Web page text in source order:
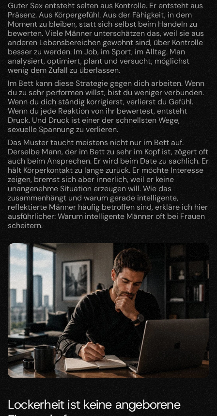
Guter Sex entsteht selten aus Kontrolle. Er entsteht aus
Präsenz. Aus Körpergefühl. Aus der Fähigkeit, in dem
Moment zu bleiben, statt sich selbst beim Handeln zu
bewerten. Viele Männer unterschätzen das, weil sie aus
anderen Lebensbereichen gewohnt sind, über Kontrolle
besser zu werden. Im Job, im Sport, im Alltag. Man
analysiert, optimiert, plant und versucht, möglichst
wenig dem Zufall zu überlassen.
Im Bett kann diese Strategie gegen dich arbeiten. Wenn
du zu sehr performen willst, bist du weniger verbunden.
Wenn du dich ständig korrigierst, verlierst du Gefühl.
Wenn du jede Reaktion von ihr bewertest, entsteht
Druck. Und Druck ist einer der schnellsten Wege,
sexuelle Spannung zu verlieren.
Das Muster taucht meistens nicht nur im Bett auf.
Derselbe Mann, der im Bett zu sehr im Kopf ist, zögert oft
auch beim Ansprechen. Er wird beim Date zu sachlich. Er
hält Körperkontakt zu lange zurück. Er möchte Interesse
zeigen, bremst sich aber innerlich, weil er keine
unangenehme Situation erzeugen will. Wie das
zusammenhängt und warum gerade intelligente,
reflektierte Männer häufig betroffen sind, erkläre ich hier
ausführlicher: Warum intelligente Männer oft bei Frauen
scheitern.
Lockerheit ist keine angeborene